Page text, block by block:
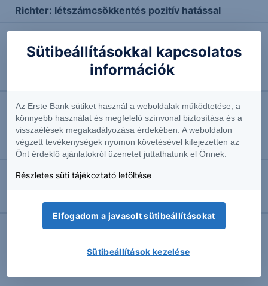
Richter: létszámcsökkentés pozitív hatással
2026.06.29. 11:00
Gyárbezárás és drasztikus létszámcsökkentés
jöhet a Volkswagennél
2026.06.22. 09:24
Nyersanyagpiacok, ipari fémek és globális
kockázatok fókuszban - Erste World webinárium
Újra beleadtak az aranyba
További Erste elemzések
Sütibeállításokkal kapcsolatos
információk
Az Erste Bank sütiket használ a weboldalak működtetése, a
könnyebb használat és megfelelő színvonal biztosítása és a
visszaélések megakadályozása érdekében. A weboldalon
végzett tevékenységek nyomon követésével kifejezetten az
Önt érdeklő ajánlatokról üzenetet juttathatunk el Önnek.
Részletes süti tájékoztató letöltése
Elfogadom a javasolt sütibeállításokat
Sütibeállítások kezelése